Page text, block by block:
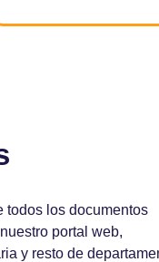
todos los documentos
portal web,
y resto de